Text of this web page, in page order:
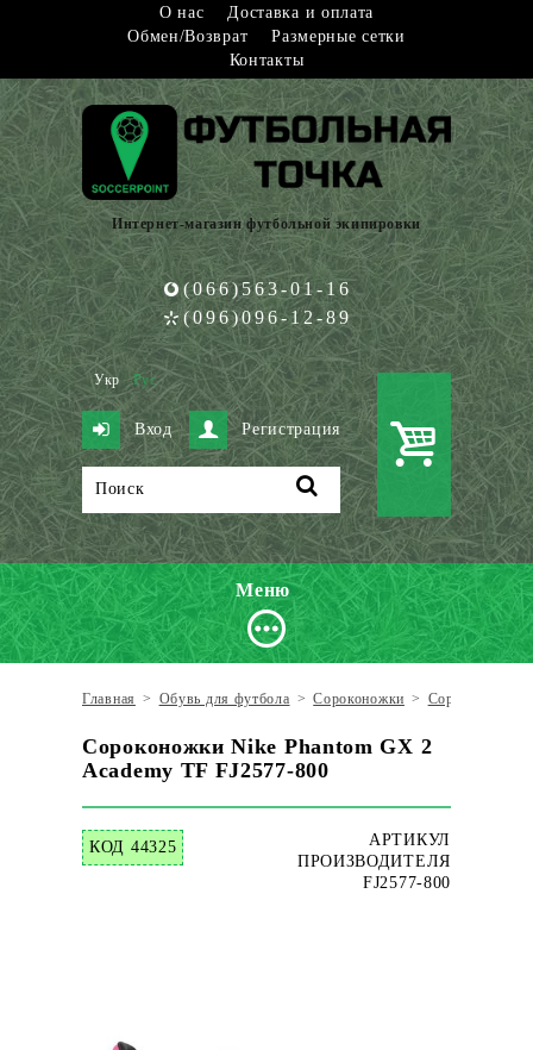
О нас
Доставка и оплата
Обмен/Возврат
Размерные сетки
Контакты
Интернет-магазин футбольной экипировки
(066)563-01-16
(096)096-12-89
Укр Рус
Вход Регистрация
Меню
Главная > Обувь для футбола > Сороконожки > Сороконожки
Сороконожки Nike Phantom GX 2
Academy TF FJ2577-800
КОД 44325
АРТИКУЛ
ПРОИЗВОДИТЕЛЯ
FJ2577-800